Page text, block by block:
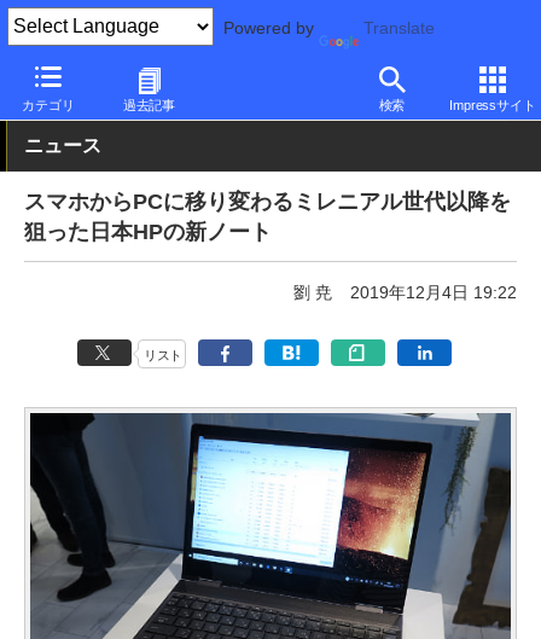
Powered by Translate
カテゴリ 過去記事 検索 Impressサイト
PC Watch パソコン/タブレット/スマートフォン HP
ニュース
スマホからPCに移り変わるミレニアル世代以降を
狙った日本HPの新ノート
劉 尭 2019年12月4日 19:22
リスト